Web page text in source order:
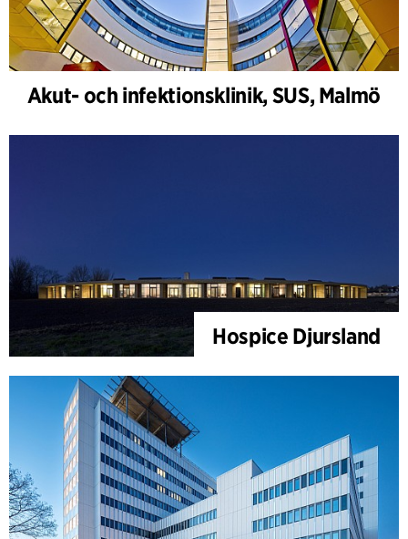
Akut- och infektionsklinik, SUS, Malmö
Hospice Djursland